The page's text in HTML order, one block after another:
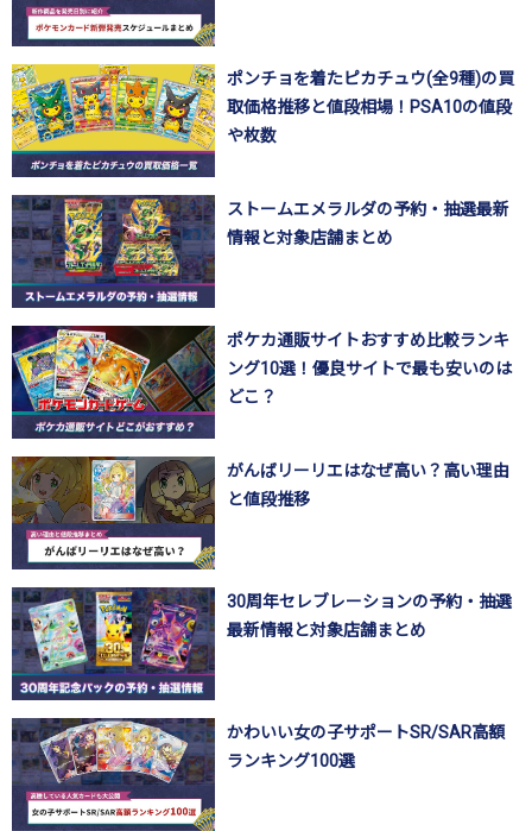
ポンチョを着たピカチュウ(全9種)の買
取価格推移と値段相場！PSA10の値段
や枚数
ストームエメラルダの予約・抽選最新
情報と対象店舗まとめ
ポケカ通販サイトおすすめ比較ランキ
ング10選！優良サイトで最も安いのは
どこ？
がんばリーリエはなぜ高い？高い理由
と値段推移
30周年セレブレーションの予約・抽選
最新情報と対象店舗まとめ
かわいい女の子サポートSR/SAR高額
ランキング100選